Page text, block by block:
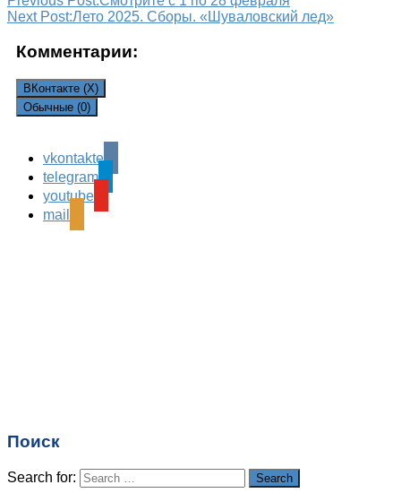
Next Post:Лето 2025. Сборы. «Шуваловский лед»
Комментарии:
ВКонтакте (X)
Обычные (0)
Leave a Reply
Ваш адрес email не будет опубликован.
поля помечены
vkontakte
telegram
youtube
mail
Поиск
Search for: Search